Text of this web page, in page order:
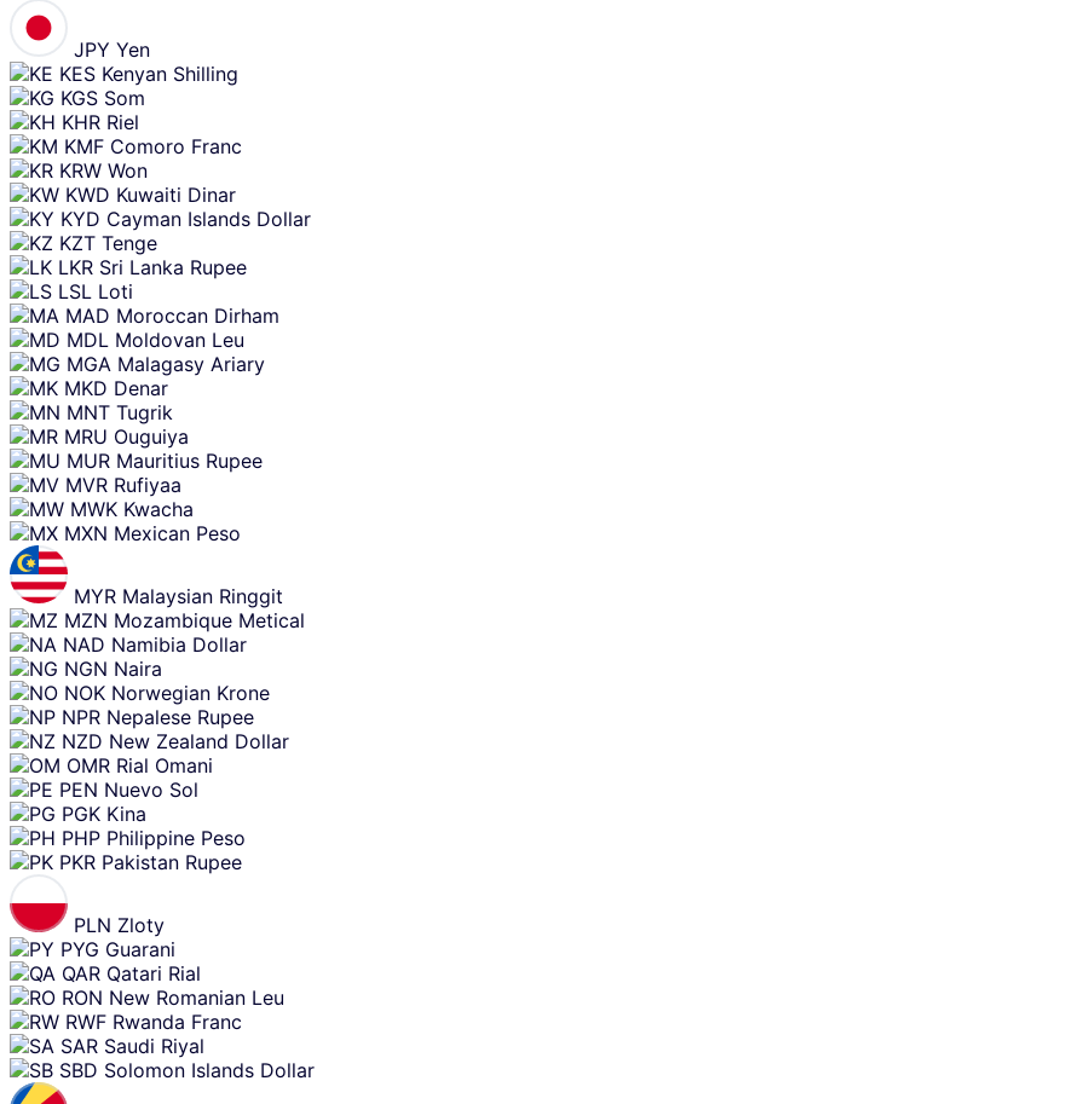
JPY Yen
KES Kenyan Shilling
KGS Som
KHR Riel
KMF Comoro Franc
KRW Won
KWD Kuwaiti Dinar
KYD Cayman Islands Dollar
KZT Tenge
LKR Sri Lanka Rupee
LSL Loti
MAD Moroccan Dirham
MDL Moldovan Leu
MGA Malagasy Ariary
MKD Denar
MNT Tugrik
MRU Ouguiya
MUR Mauritius Rupee
MVR Rufiyaa
MWK Kwacha
MXN Mexican Peso
MYR Malaysian Ringgit
MZN Mozambique Metical
NAD Namibia Dollar
NGN Naira
NOK Norwegian Krone
NPR Nepalese Rupee
NZD New Zealand Dollar
OMR Rial Omani
PEN Nuevo Sol
PGK Kina
PHP Philippine Peso
PKR Pakistan Rupee
PLN Zloty
PYG Guarani
QAR Qatari Rial
RON New Romanian Leu
RWF Rwanda Franc
SAR Saudi Riyal
SBD Solomon Islands Dollar